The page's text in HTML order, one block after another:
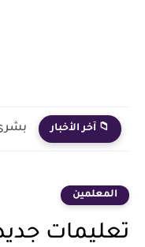
📁 آخر الأخبار
المعلمين
تعليمات